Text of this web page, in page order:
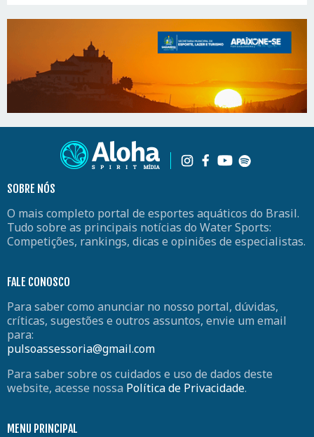
SOBRE NÓS
O mais completo portal de esportes aquáticos do Brasil.
Tudo sobre as principais notícias do Water Sports:
Competições, rankings, dicas e opiniões de especialistas.
FALE CONOSCO
Para saber como anunciar no nosso portal, dúvidas,
críticas, sugestões e outros assuntos, envie um email
para:
pulsoassessoria@gmail.com
Para saber sobre os cuidados e uso de dados deste
website, acesse nossa Política de Privacidade.
MENU PRINCIPAL